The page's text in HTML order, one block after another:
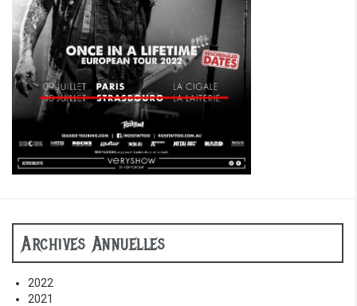
Archives Annuelles
2022
2021